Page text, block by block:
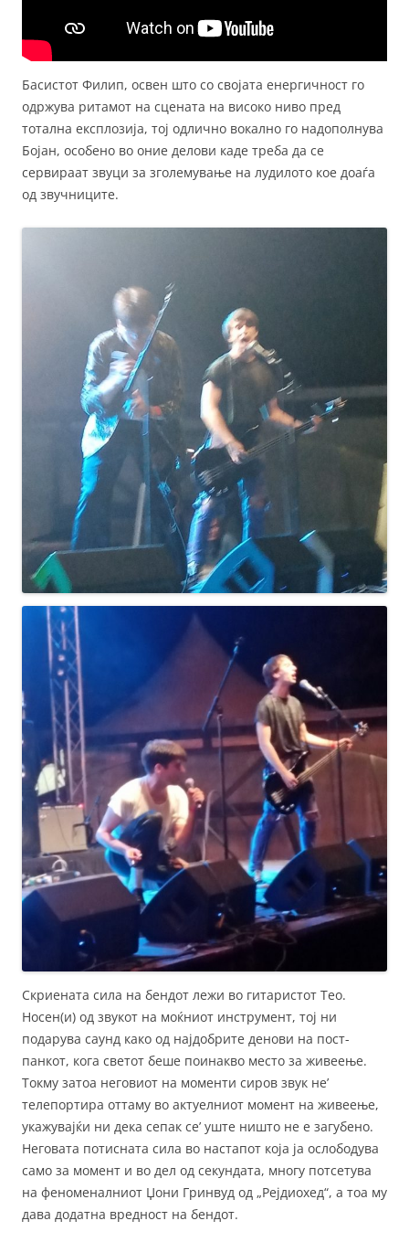
Басистот Филип, освен што со својата енергичност го
одржува ритамот на сцената на високо ниво пред
тотална експлозија, тој одлично вокално го надополнува
Бојан, особено во оние делови каде треба да се
сервираат звуци за зголемување на лудилото кое доаѓа
од звучниците.
Скриената сила на бендот лежи во гитаристот Тео.
Носен(и) од звукот на моќниот инструмент, тој ни
подарува саунд како од најдобрите денови на пост-
панкот, кога светот беше поинакво место за живеење.
Токму затоа неговиот на моменти сиров звук не’
телепортира оттаму во актуелниот момент на живеење,
укажувајќи ни дека сепак се’ уште ништо не е загубено.
Неговата потисната сила во настапот која ја ослободува
само за момент и во дел од секундата, многу потсетува
на феноменалниот Џони Гринвуд од „Рејдиохед“, а тоа му
дава додатна вредност на бендот.